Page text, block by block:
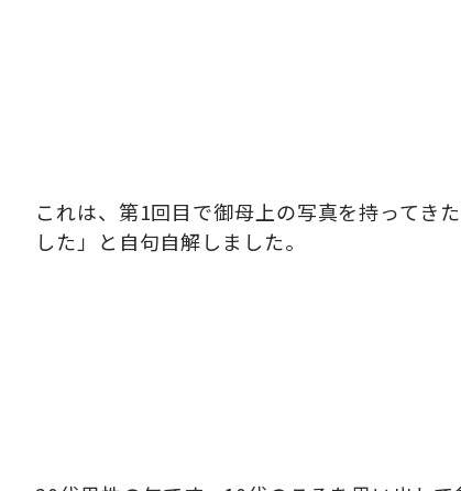
これは、第1回目で御母上の写真を持ってき
した」と自句自解しました。